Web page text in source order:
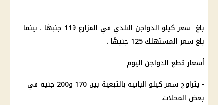
بلغ سعر كيلو الدواجن البلدي في المزارع 119 جنيهًا ، بينما
بلغ سعر المستهلك 125 جنيهًا .
أسعار قطع الدواجن اليوم
- يتراوح سعر كيلو البانيه بالتبعية بين 170 و200 جنيه في
بعض المحلات.